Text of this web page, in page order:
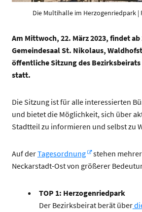
Die Multihalle im Herzogenriedpark |
Am Mittwoch, 22. März 2023, findet ab
Gemeindesaal St. Nikolaus,
öffentliche Sitzung des
statt.
Die Sitzung ist für alle interessierten
und bietet die Möglichkeit, sich über
Stadtteil zu informieren und selbst zu
Auf derTagesordnung
stehen
Neckarstadt-Ost von größerer
TOP 1: Herzogenriedpark
Der Bezirksbeirat berät über